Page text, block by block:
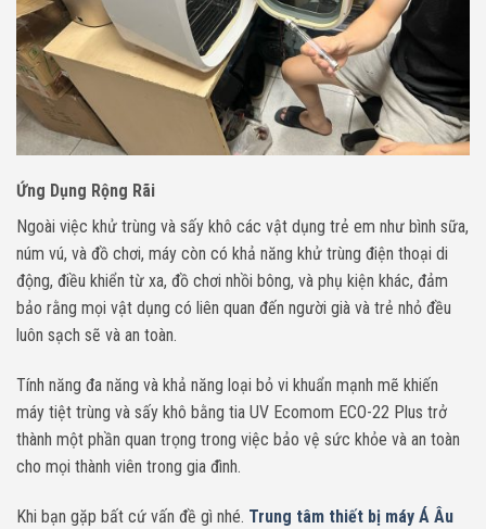
Ứng Dụng Rộng Rãi
Ngoài việc khử trùng và sấy khô các vật dụng trẻ em như bình sữa,
núm vú, và đồ chơi, máy còn có khả năng khử trùng điện thoại di
động, điều khiển từ xa, đồ chơi nhồi bông, và phụ kiện khác, đảm
bảo rằng mọi vật dụng có liên quan đến người già và trẻ nhỏ đều
luôn sạch sẽ và an toàn.
Tính năng đa năng và khả năng loại bỏ vi khuẩn mạnh mẽ khiến
máy tiệt trùng và sấy khô bằng tia UV Ecomom ECO-22 Plus trở
thành một phần quan trọng trong việc bảo vệ sức khỏe và an toàn
cho mọi thành viên trong gia đình.
Khi bạn gặp bất cứ vấn đề gì nhé. Trung tâm thiết bị máy Á Âu